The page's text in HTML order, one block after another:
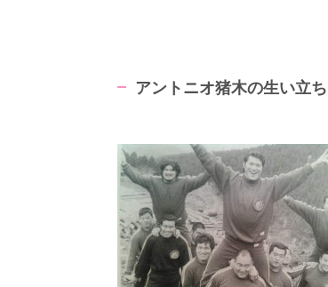
アントニオ猪木の生い立ち